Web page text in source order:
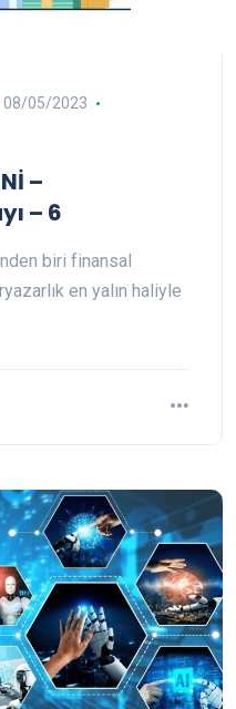
08/05/2023
–
– 6
biri finansal
en yalın haliyle